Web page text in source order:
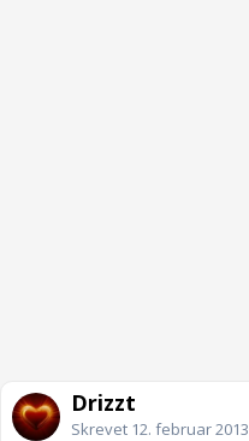
Drizzt
Skrevet 12. februar 2013